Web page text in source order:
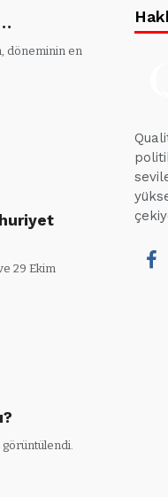
döneminin en
29 Ekim
görüntülendi.